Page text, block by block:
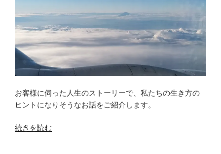
人
童
貞
く
26
才”
の
お客様に伺った人生のストーリーで、私たちの生き方の
ヒントになりそうなお話をご紹介します。
“ひ
続きを読む